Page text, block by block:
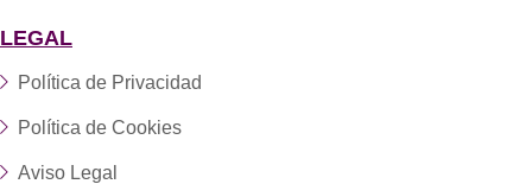
LEGAL
Política de Privacidad
Política de Cookies
Aviso Legal